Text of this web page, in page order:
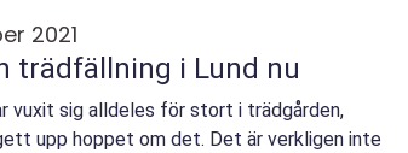
2021
trädfällning i Lund nu
vuxit sig alldeles för stort i trädgården,
upp hoppet om det. Det är verkligen inte